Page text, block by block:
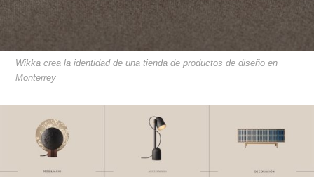
Wikka crea la identidad de una tienda de productos de diseño en
Monterrey